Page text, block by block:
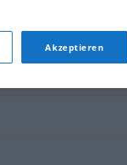
Akzeptieren